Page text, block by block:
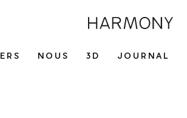
NOUS 3D JOURNAL